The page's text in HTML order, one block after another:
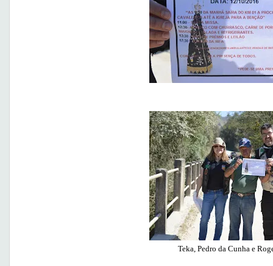
Teka, Pedro da Cunha e